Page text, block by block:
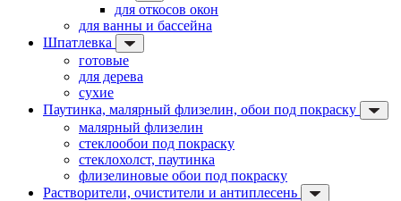
для откосов окон
для ванны и бассейна
Шпатлевка
готовые
для дерева
сухие
Паутинка, малярный флизелин, обои под покраску
малярный флизелин
стеклообои под покраску
стеклохолст, паутинка
флизелиновые обои под покраску
Растворители, очистители и антиплесень